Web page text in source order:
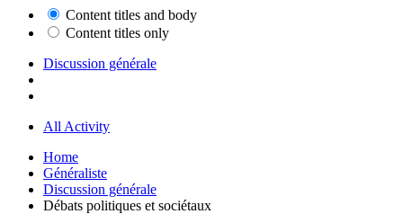
Content titles and body
Content titles only
Discussion générale
All Activity
Home
Généraliste
Discussion générale
Débats politiques et sociétaux